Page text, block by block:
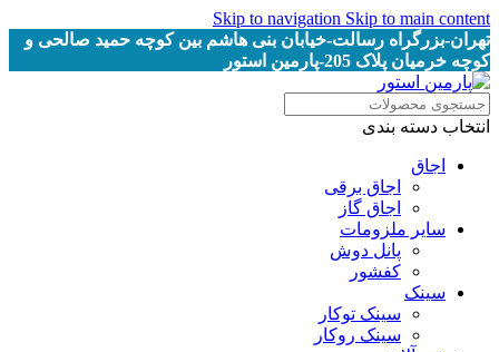
Skip to navigation Skip to main content
تهران-بزرگراه رسالت-خیابان بنی هاشم بین کوچه حمید صالحی و
کوچه خرمیان پلاک 205-پارمین استور
انتخاب دسته بندی
اجاق
اجاق برقى
اجاق گاز
سایر ملزومات
پانل دوش
کفشور
سینک
سینک توکار
سینک روکار